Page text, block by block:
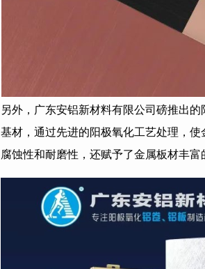
另外，广东安铝新材料有限公司磅推出
基材，通过先进的阳极氧化工艺处理，
腐蚀性和耐磨性，还赋予了金属板材丰富